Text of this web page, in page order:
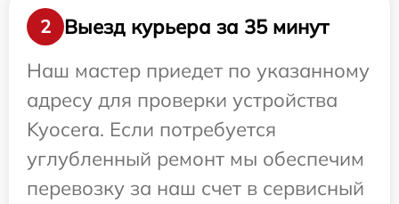
2
Выезд курьера за 35 минут
Наш мастер приедет по указанному
адресу для проверки устройства
Kyocera. Если потребуется
углубленный ремонт мы обеспечим
перевозку за наш счет в сервисный